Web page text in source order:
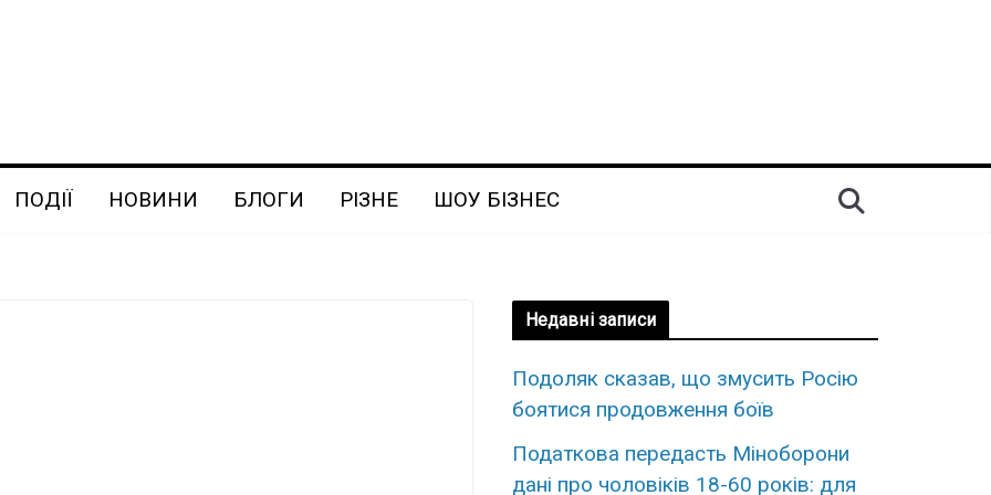
ПОДІЇ НОВИНИ БЛОГИ РІЗНЕ ШОУ БІЗНЕС
Недавні записи
Подоляк сказав, що змусить Росію
боятися продовження боїв
Податкова передасть Міноборони
дані про чоловіків 18-60 років: для